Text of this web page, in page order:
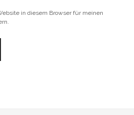
in diesem Browser für meinen